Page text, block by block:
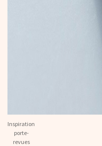
Inspiration
porte-
revues